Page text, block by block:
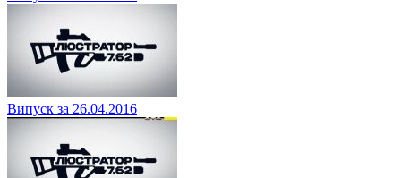
Випуск за 26.04.2016